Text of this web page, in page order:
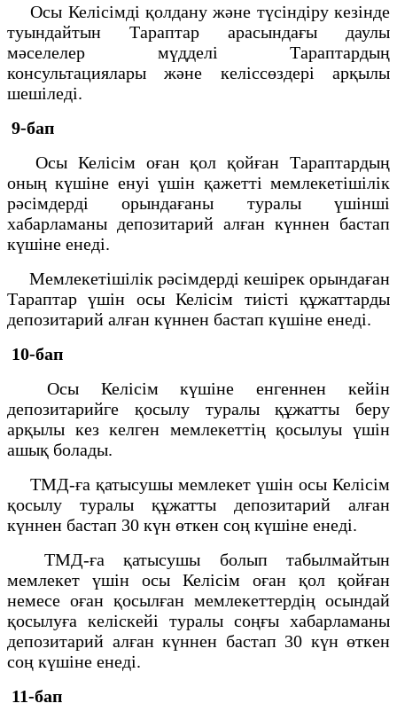
Осы Келісімді қолдану және түсіндіру кезінде
туындайтын Тараптар арасындағы даулы
мәселелер мүдделі Тараптардың
консультациялары және келіссөздері арқылы
шешіледі.
9-бап
Осы Келісім оған қол қойған Тараптардың
оның күшіне енуі үшін қажетті мемлекетішілік
рәсімдерді орындағаны туралы үшінші
хабарламаны депозитарий алған күннен бастап
күшіне енеді.
Мемлекетішілік рәсімдерді кешірек орындаған
Тараптар үшін осы Келісім тиісті құжаттарды
депозитарий алған күннен бастап күшіне енеді.
10-бап
Осы Келісім күшіне енгеннен кейін
депозитарийге қосылу туралы құжатты беру
арқылы кез келген мемлекеттің қосылуы үшін
ашық болады.
ТМД-ға қатысушы мемлекет үшін осы Келісім
қосылу туралы құжатты депозитарий алған
күннен бастап 30 күн өткен соң күшіне енеді.
ТМД-ға қатысушы болып табылмайтын
мемлекет үшін осы Келісім оған қол қойған
немесе оған қосылған мемлекеттердің осындай
қосылуға келіскейі туралы соңғы хабарламаны
депозитарий алған күннен бастап 30 күн өткен
соң күшіне енеді.
11-бап